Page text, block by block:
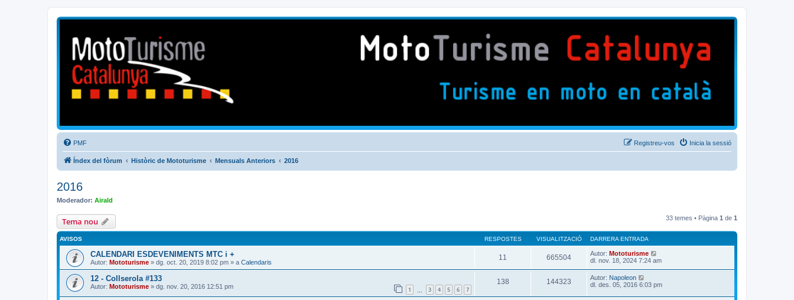
Mototurisme
Turisme en moto en català
PMF Inicia la sessió
Registreu-vos
Índex del fòrum Històric de Mototurisme Mensuals Anteriors 2016
2016
Moderador: Airald
Tema nou 33 temes • Pàgina 1 de 1
AVISOS RESPOSTES VISUALITZACIÓ DARRERA ENTRADA
CALENDARI ESDEVENIMENTS MTC i +
Autor: Mototurisme » dg. oct. 20, 2019 8:02 pm » a Calendaris
11 665504 Autor: Mototurisme
dl. nov. 18, 2024 7:24 am
12 - Collserola #133
Autor: Mototurisme » dg. nov. 20, 2016 12:51 pm 1 3 4 5 6 7
138 144323 Autor: Napoleon
dl. des. 05, 2016 6:03 pm